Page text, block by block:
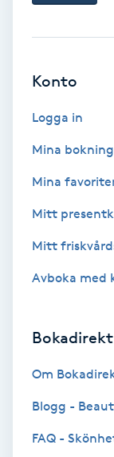
Enzympeeling
Extensions
Eyeliner-
Face framing
Fet hårbotten
Fettreducering
Konto
Logga in
Mina
Mina
Mitt
Mitt
Avboka med
Bokadirekt
Om
Blogg -
FAQ -